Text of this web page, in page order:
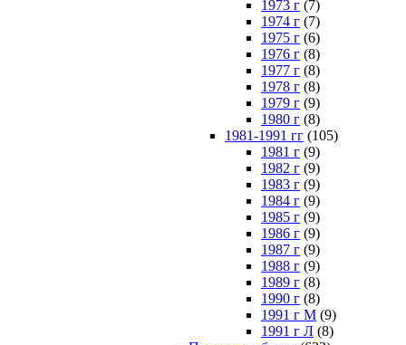
1973 г (7)
1974 г (7)
1975 г (6)
1976 г (8)
1977 г (8)
1978 г (8)
1979 г (9)
1980 г (8)
1981-1991 гг (105)
1981 г (9)
1982 г (9)
1983 г (9)
1984 г (9)
1985 г (9)
1986 г (9)
1987 г (9)
1988 г (9)
1989 г (8)
1990 г (8)
1991 г М (9)
1991 г Л (8)